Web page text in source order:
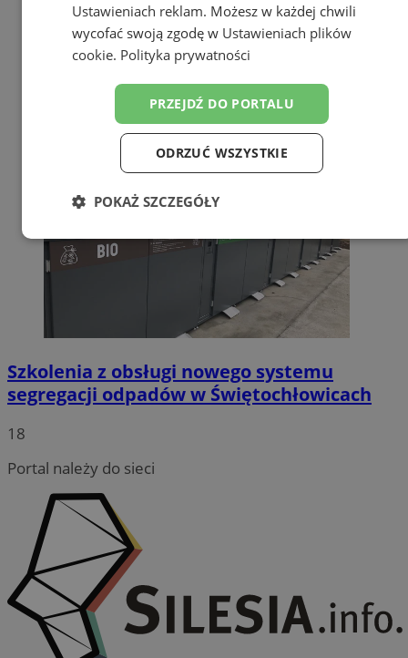
Szkolenia z obsługi nowego systemu
segregacji odpadów w Świętochłowicach
18
Portal należy do sieci
Ustawieniach reklam. Możesz w każdej chwili
wycofać swoją zgodę w Ustawieniach plików
cookie. Polityka prywatności
PRZEJDŹ DO PORTALU
ODRZUĆ WSZYSTKIE
POKAŻ SZCZEGÓŁY
Niezbędne Wydajność Targetowanie
Niesklasyfikowane
Funkcjonalność
Niezbędne pliki cookie umożliwiają korzystanie z
podstawowych funkcji strony internetowej, takich jak
logowanie użytkownika i zarządzanie kontem. Bez
niezbędnych plików cookie nie można prawidłowo
korzystać ze strony internetowej.
Nazwa
Domena
przechowywania
QeSessID
swiony.pl 1 rok